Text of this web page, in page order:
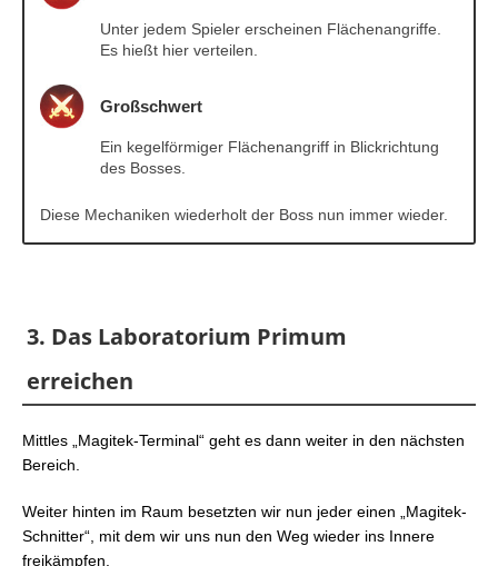
Unter jedem Spieler erscheinen Flächenangriffe.
Es hießt hier verteilen.
Großschwert
Ein kegelförmiger Flächenangriff in Blickrichtung
des Bosses.
Diese Mechaniken wiederholt der Boss nun immer wieder.
3. Das Laboratorium Primum
erreichen
Mittles „Magitek-Terminal“ geht es dann weiter in den nächsten
Bereich.
Weiter hinten im Raum besetzten wir nun jeder einen „Magitek-
Schnitter“, mit dem wir uns nun den Weg wieder ins Innere
freikämpfen.